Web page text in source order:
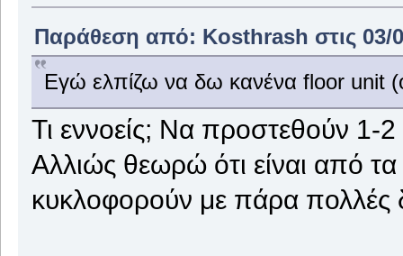
Παράθεση από: Kosthrash στις 03/
Εγώ ελπίζω να δω κανένα floor unit
Τι εννοείς; Να προστεθούν
Αλλιώς θεωρώ ότι είναι από
κυκλοφορούν με πάρα πολλές